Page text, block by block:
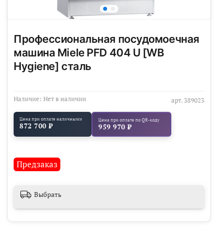
арт. 389023
Наличие: Нет в наличии
Предзаказ
Профессиональная посудомоечная
машина Miele PFD 404 U [WB
Hygiene] сталь
Цена при оплате наличными
872 700 ₽
Цена при оплате по QR-коду
959 970 ₽
Выбрать